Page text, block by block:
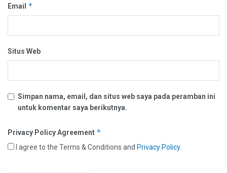
Email *
Situs Web
Simpan nama, email, dan situs web saya pada peramban ini
untuk komentar saya berikutnya.
Privacy Policy Agreement *
I agree to the Terms & Conditions and Privacy Policy.